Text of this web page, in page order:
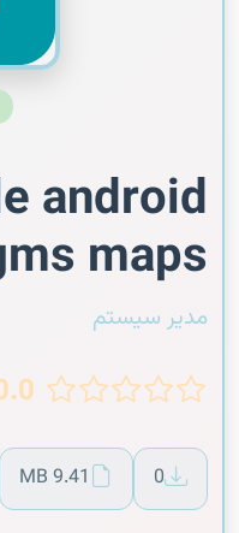
android
maps
مدیر سیستم
0
9.41 MB